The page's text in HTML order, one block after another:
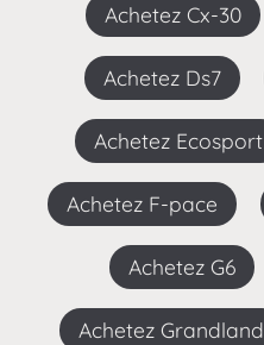
Achetez Cx-30
Achetez Ds7
Achetez Ecosport
Achetez F-pace
Achetez G6
Achetez Grandland